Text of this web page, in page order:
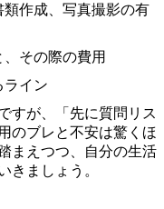
作成、写真撮影の有
その際の費用
ライン
すが、「先に質問リス
のブレと不安は驚くほ
まえつつ、自分の生活
きましょう。